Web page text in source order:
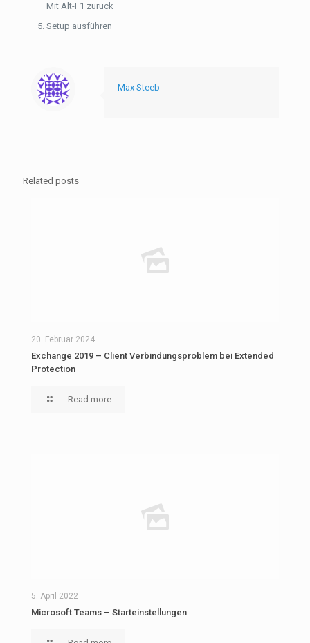
Mit Alt-F1 zurück
Setup ausführen
Max Steeb
Related posts
20. Februar 2024
Exchange 2019 – Client Verbindungsproblem bei Extended
Protection
Read more
5. April 2022
Microsoft Teams – Starteinstellungen